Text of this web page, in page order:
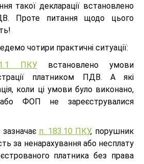
такої декларації встановлено
Проте питання щодо цього
чотири практичні ситуації:
ПКУвстановлено умови
платником ПДВ. А які
коли ці умови було виконано,
ФОП не зареєструвалися
зазначає п. 183.10 ПКУ, порушник
за ненарахування або несплату
платника без права